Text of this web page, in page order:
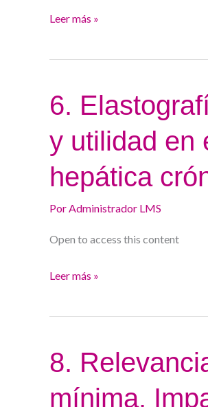
Budd-
C.
García-
Pagán
Leer más »
6.
y utilidad en
hepática
PorAdministrador LMS
Open to access this content
6.
Elastografía
de
transición
y
técnica
y
en
manejo
la
enfermedad
hepática
Leer más »
8.
mínima.
8.
Relevancia
de